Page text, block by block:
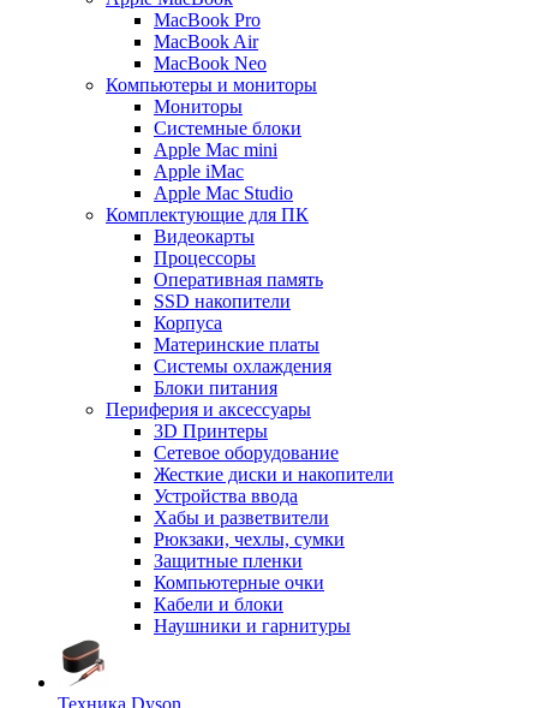
MacBook Pro
MacBook Air
MacBook Neo
Компьютеры и мониторы
Мониторы
Системные блоки
Apple Mac mini
Apple iMac
Apple Mac Studio
Комплектующие для ПК
Видеокарты
Процессоры
Оперативная память
SSD накопители
Корпуса
Материнские платы
Системы охлаждения
Блоки питания
Периферия и аксессуары
3D Принтеры
Сетевое оборудование
Жесткие диски и накопители
Устройства ввода
Хабы и разветвители
Рюкзаки, чехлы, сумки
Защитные пленки
Компьютерные очки
Кабели и блоки
Наушники и гарнитуры
Техника Dyson